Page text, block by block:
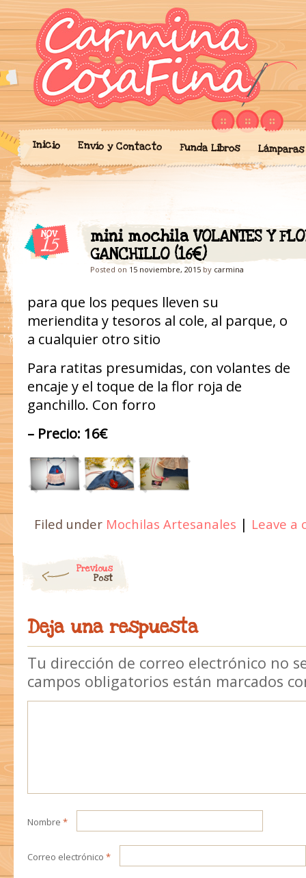
'Cosicas' de
Blog donde expongo mis
portalibros, mochilas,
cariño.
Inicio Envío y Contacto Funda Libros Lámparas
NOV
15
mini mochila VOLANTES Y
GANCHILLO (16€)
Posted on 15 noviembre, 2015 by carmina
para que los peques lleven su
meriendita y tesoros al cole, al parque, o
a cualquier otro sitio
Para ratitas presumidas, con volantes de
encaje y el toque de la flor roja de
ganchillo. Con forro
– Precio: 16€
Filed under Mochilas Artesanales | Leave a
Previous
Post
Deja una respuesta
Tu dirección de correo electrónico no
campos obligatorios están marcados
Nombre *
Correo electrónico *